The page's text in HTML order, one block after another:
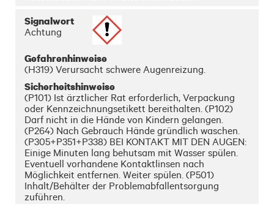
Signalwort
Achtung
Gefahrenhinweise
(H319) Verursacht schwere Augenreizung.
Sicherheitshinweise
(P101) Ist ärztlicher Rat erforderlich, Verpackung
oder Kennzeichnungsetikett bereithalten. (P102)
Darf nicht in die Hände von Kindern gelangen.
(P264) Nach Gebrauch Hände gründlich waschen.
(P305+P351+P338) BEI KONTAKT MIT DEN AUGEN:
Einige Minuten lang behutsam mit Wasser spülen.
Eventuell vorhandene Kontaktlinsen nach
Möglichkeit entfernen. Weiter spülen. (P501)
Inhalt/Behälter der Problemabfallentsorgung
zuführen.